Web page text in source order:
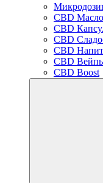
CBD Масло
CBD
CBD
CBD
CBD
CBD Boost